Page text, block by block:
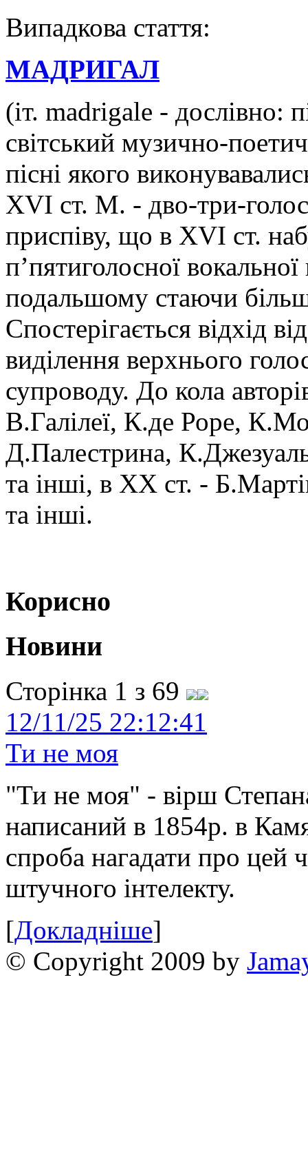
Випадкова стаття:
МАДРИГАЛ
(іт. madrigale - дослівно:
світський музично-
пісні якого
XVI ст. М. - дво-три-
приспіву, що в XVI cт.
п’пятиголосної
подальшому стаючи
Спостерігається відхід
виділення верхнього
супроводу. До кола
В.Галілеї, К.де Роре,
Д.Палестрина,
та інші, в ХХ ст. -
та інші.
Корисно
Новини
Сторінка 1 з 69
12/11/25 22:12:41
Ти не моя
"Ти не моя" - вірш
написаний в 1854р. в
спроба нагадати про цей
штучного інтелекту.
[Докладніше]
© Copyright 2009 by